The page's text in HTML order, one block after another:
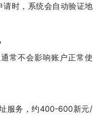
时，系统会自动验证地
常不会影响账户正常使
服务，约400-600新元/